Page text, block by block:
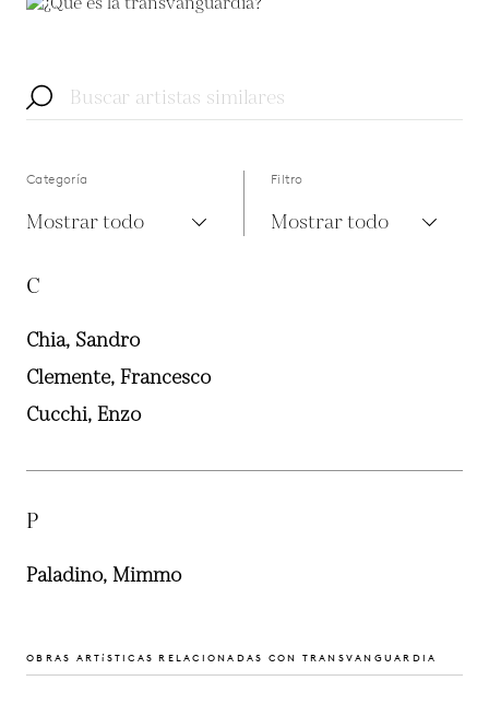
Categoría
Mostrar todo
Filtro
Mostrar todo
C
Chia, Sandro
Clemente, Francesco
Cucchi, Enzo
P
Paladino, Mimmo
OBRAS ARTíSTICAS RELACIONADAS CON TRANSVANGUARDIA